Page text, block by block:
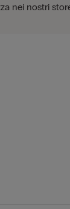
nei nostri